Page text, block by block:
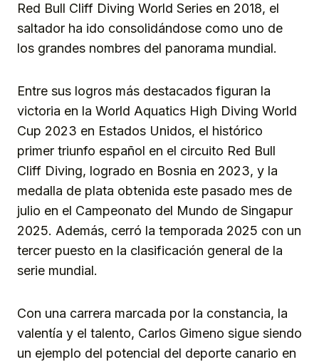
Red Bull Cliff Diving World Series en 2018, el
saltador ha ido consolidándose como uno de
los grandes nombres del panorama mundial.
Entre sus logros más destacados figuran la
victoria en la World Aquatics High Diving World
Cup 2023 en Estados Unidos, el histórico
primer triunfo español en el circuito Red Bull
Cliff Diving, logrado en Bosnia en 2023, y la
medalla de plata obtenida este pasado mes de
julio en el Campeonato del Mundo de Singapur
2025. Además, cerró la temporada 2025 con un
tercer puesto en la clasificación general de la
serie mundial.
Con una carrera marcada por la constancia, la
valentía y el talento, Carlos Gimeno sigue siendo
un ejemplo del potencial del deporte canario en